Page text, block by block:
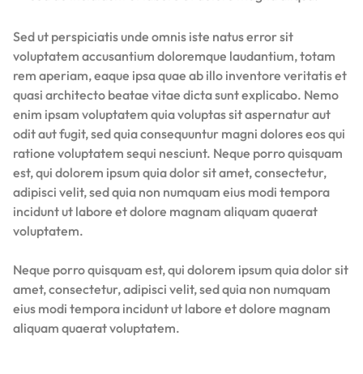
Sed ut perspiciatis unde omnis iste natus error sit
voluptatem accusantium doloremque laudantium, totam
rem aperiam, eaque ipsa quae ab illo inventore veritatis et
quasi architecto beatae vitae dicta sunt explicabo. Nemo
enim ipsam voluptatem quia voluptas sit aspernatur aut
odit aut fugit, sed quia consequuntur magni dolores eos qui
ratione voluptatem sequi nesciunt. Neque porro quisquam
est, qui dolorem ipsum quia dolor sit amet, consectetur,
adipisci velit, sed quia non numquam eius modi tempora
incidunt ut labore et dolore magnam aliquam quaerat
voluptatem.
Neque porro quisquam est, qui dolorem ipsum quia dolor sit
amet, consectetur, adipisci velit, sed quia non numquam
eius modi tempora incidunt ut labore et dolore magnam
aliquam quaerat voluptatem.